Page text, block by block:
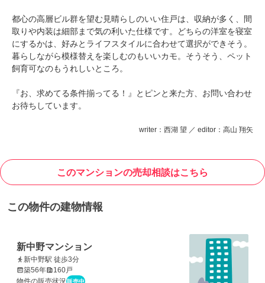
都心の高層ビル群を望む見晴らしのいい住戸は、収納が多く、間
取りや内装は細部まで気の利いた仕様です。どちらの洋室を寝室
にするかは、好みとライフスタイルに合わせて選択ができそう。
暮らしながら模様替えを楽しむのもいいカモ。そうそう、ペット
飼育可なのもうれしいところ。
『お、求めてる条件揃ってる！』とピンと来た方、お問い合わせ
お待ちしています。
writer：西湖 望 ／ editor：高山 翔矢
このマンションの売却相談はこちら
この物件の建物情報
新中野マンション
新中野駅 徒歩3分
築56年
160戸
販売中